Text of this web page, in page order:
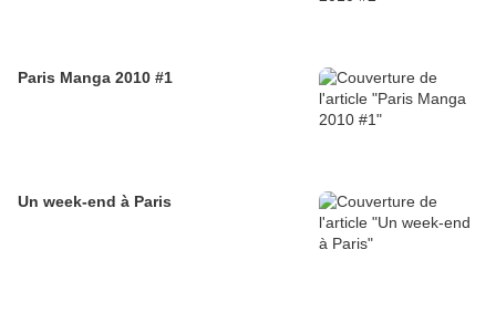
Paris Manga 2010 #1
Un week-end à Paris